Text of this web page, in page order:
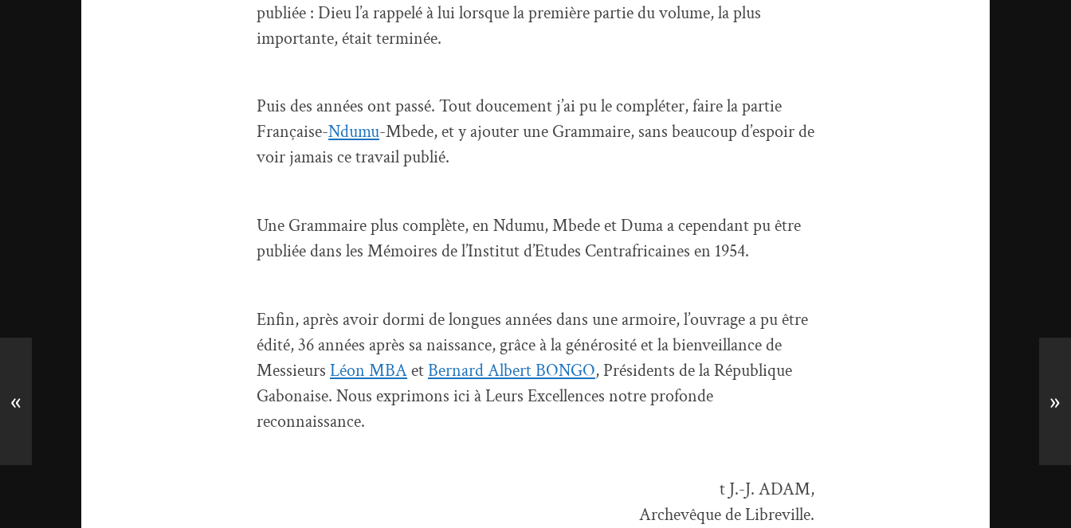
publiée : Dieu l’a rappelé à lui lorsque la première partie du volume, la plus
importante, était terminée.
Puis des années ont passé. Tout doucement j’ai pu le compléter, faire la partie
Française-Ndumu-Mbede, et y ajouter une Grammaire, sans beaucoup d’espoir de
voir jamais ce travail publié.
Une Grammaire plus complète, en Ndumu, Mbede et Duma a cependant pu être
publiée dans les Mémoires de l’Institut d’Etudes Centrafricaines en 1954.
Enfin, après avoir dormi de longues années dans une armoire, l’ouvrage a pu être
édité, 36 années après sa naissance, grâce à la générosité et la bienveillance de
Messieurs Léon MBAetBernard Albert BONGO, Présidents de la République
Gabonaise. Nous exprimons ici à Leurs Excellences notre profonde
reconnaissance.
t J.-J. ADAM,
Archevêque de Libreville.
« »